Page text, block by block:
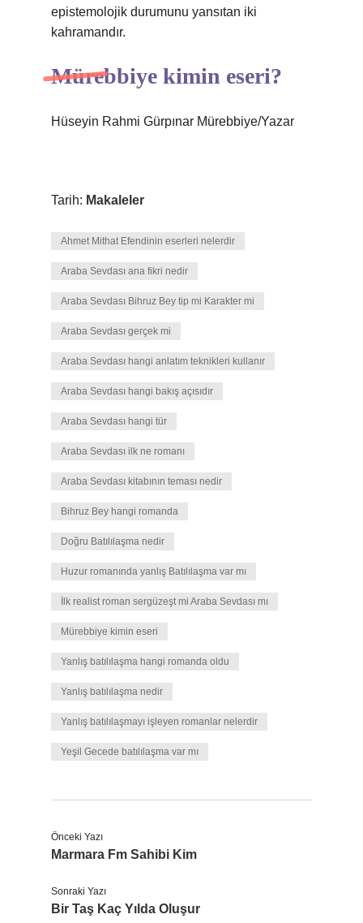
epistemolojik durumunu yansıtan iki
kahramandır.
Mürebbiye kimin eseri?
Hüseyin Rahmi Gürpınar Mürebbiye/Yazar
Tarih: Makaleler
Ahmet Mithat Efendinin eserleri nelerdir
Araba Sevdası ana fikri nedir
Araba Sevdası Bihruz Bey tip mi Karakter mi
Araba Sevdası gerçek mi
Araba Sevdası hangi anlatım teknikleri kullanır
Araba Sevdası hangi bakış açısıdır
Araba Sevdası hangi tür
Araba Sevdası ilk ne romanı
Araba Sevdası kitabının teması nedir
Bihruz Bey hangi romanda
Doğru Batılılaşma nedir
Huzur romanında yanlış Batılılaşma var mı
İlk realist roman sergüzeşt mi Araba Sevdası mı
Mürebbiye kimin eseri
Yanlış batılılaşma hangi romanda oldu
Yanlış batılılaşma nedir
Yanlış batılılaşmayı işleyen romanlar nelerdir
Yeşil Gecede batılılaşma var mı
Önceki Yazı
Marmara Fm Sahibi Kim
Sonraki Yazı
Bir Taş Kaç Yılda Oluşur